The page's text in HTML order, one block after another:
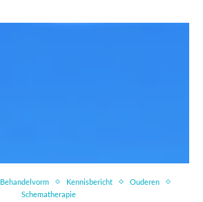
Behandelvorm Kennisbericht
Ouderen
Schematherapie